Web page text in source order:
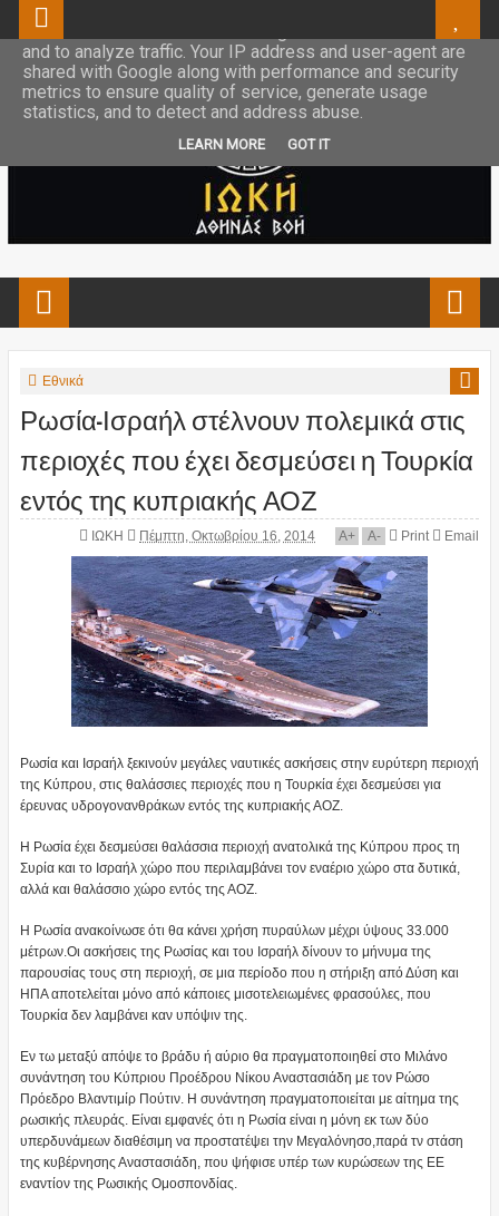
Εθνικά
Ρωσία-Ισραήλ στέλνουν πολεμικά στις
περιοχές που έχει δεσμεύσει η Τουρκία
εντός της κυπριακής ΑΟΖ
ΙΩΚΗ Πέμπτη, Οκτωβρίου 16, 2014 A+ A- Print Email
Ρωσία και Ισραήλ ξεκινούν μεγάλες ναυτικές ασκήσεις στην ευρύτερη περιοχή
της Κύπρου, στις θαλάσσιες περιοχές που η Τουρκία έχει δεσμεύσει για
έρευνας υδρογονανθράκων εντός της κυπριακής ΑΟΖ.
Η Ρωσία έχει δεσμεύσει θαλάσσια περιοχή ανατολικά της Κύπρου προς τη
Συρία και το Ισραήλ χώρο που περιλαμβάνει τον εναέριο χώρο στα δυτικά,
αλλά και θαλάσσιο χώρο εντός της ΑΟΖ.
Η Ρωσία ανακοίνωσε ότι θα κάνει χρήση πυραύλων μέχρι ύψους 33.000
μέτρων.Oι ασκήσεις της Ρωσίας και του Ισραήλ δίνουν το μήνυμα της
παρουσίας τους στη περιοχή, σε μια περίοδο που η στήριξη από Δύση και
ΗΠΑ αποτελείται μόνο από κάποιες μισοτελειωμένες φρασούλες, που
Τουρκία δεν λαμβάνει καν υπόψιν της.
Εν τω μεταξύ απόψε το βράδυ ή αύριο θα πραγματοποιηθεί στο Μιλάνο
συνάντηση του Κύπριου Προέδρου Νίκου Αναστασιάδη με τον Ρώσο
Πρόεδρο Βλαντιμίρ Πούτιν. Η συνάντηση πραγματοποιείται με αίτημα της
ρωσικής πλευράς. Είναι εμφανές ότι η Ρωσία είναι η μόνη εκ των δύο
υπερδυνάμεων διαθέσιμη να προστατέψει την Μεγαλόνησο,παρά τν στάση
της κυβέρνησης Αναστασιάδη, που ψήφισε υπέρ των κυρώσεων της ΕΕ
εναντίον της Ρωσικής Ομοσπονδίας.
This site uses cookies from Google to deliver its services
and to analyze traffic. Your IP address and user-agent are
shared with Google along with performance and security
metrics to ensure quality of service, generate usage
statistics, and to detect and address abuse.
LEARN MORE GOT IT